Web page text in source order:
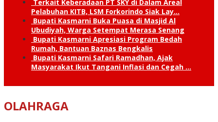
Terkait Keberadaan PT SKY di Dalam Areal
Pelabuhan KITB, LSM Forkorindo Siak Lay…
Bupati Kasmarni Buka Puasa di Masjid Al
Ubudiyah, Warga Setempat Merasa Senang
Bupati Kasmarni Apresiasi Program Bedah
Rumah, Bantuan Baznas Bengkalis
Bupati Kasmarni Safari Ramadhan, Ajak
Masyarakat Ikut Tangani Inflasi dan Cegah …
OLAHRAGA